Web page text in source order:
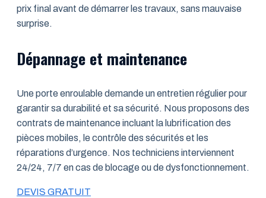
prix final avant de démarrer les travaux, sans mauvaise
surprise.
Dépannage et maintenance
Une porte enroulable demande un entretien régulier pour
garantir sa durabilité et sa sécurité. Nous proposons des
contrats de maintenance incluant la lubrification des
pièces mobiles, le contrôle des sécurités et les
réparations d’urgence. Nos techniciens interviennent
24/24, 7/7 en cas de blocage ou de dysfonctionnement.
DEVIS GRATUIT